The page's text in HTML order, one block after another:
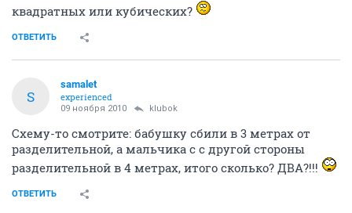
квадратных или кубических?
ОТВЕТИТЬ
S
samalet
experienced
09 ноября 2010 klubok
Схему-то смотрите: бабушку сбили в 3 метрах от
разделительной, а мальчика с с другой стороны
разделительной в 4 метрах, итого сколько? ДВА?!!!
ОТВЕТИТЬ